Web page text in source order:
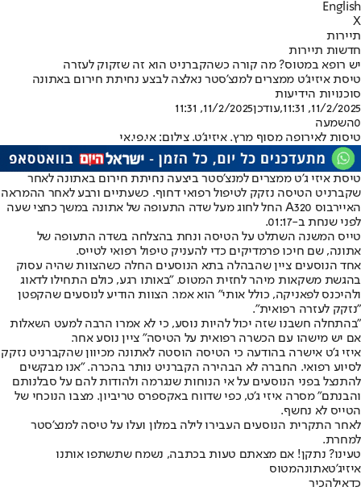
English
X
תיירות
חדשות תיירות
יש רופא במטוס? מה קורה כשהקברניט הוא זה שזקוק לעזרה
טיסת איזיג'ט ממצרים למנצ'סטר נאלצה לבצע נחיתת חירום באתונה
סוכנויות הידיעות
11/2/2025, 11:31
,עודכן11/2/2025, 11:31
0השמעה
טיסות לאירופה מסוף מרץ. איזיג'ט. צילום: אי.פי.אי
טיסת איזי ג'ט ממצרים למנצ'סטר ביצעה נחיתת חירום באתונה לאחר
שקברניט הטיסה נזקק לטיפול רפואי דחוף. כשעתיים ורבע לאחר ההמראה
האיירבוס A320 החל לחוג מעל שדה התעופה של אתונה במשך כחצי שעה
לפני שנחת ב-01:17.
טייס המשנה השתלט על הטיסה ונחת בהצלחה בשדה התעופה של
אתונה, שם חיכו פרמדיקים כדי להעניק טיפול רפואי לטייס.
אחד הנוסעים ציין שהבהלה בתא הנוסעים החלה כשהצוות שהיה עסוק
בהגשת משקאות מיהר לחזית המטוס. "באותו רגע, כולם התחילו לדאוג
ולהיכנס לפאניקה, כולל אותי" הוא אמר. הצוות הודיע לנוסעים שהקפטן
"נזקק לעזרה רפואית".
"בהתחלה חשבנו שזה יכול להיות נוסע, כי לא אמרו הרבה למעט השאלות
אם יש מישהו עם הכשרה רפואית על הטיסה" ציין נוסע אחר.
איזי ג'ט אישרה בהודעה כי הטיסה הוסטה לאתונה מכיוון שהקברניט נזקק
לסיוע רפואי. החברה לא הבהירה הקברניט נותר בהכרה. "אנו מבקשים
להתנצל בפני הנוסעים על אי הנוחות שנגרמה ולהודות להם על סבלנותם
והבנתם" מסרה איזי ג'ט, כפי שדווח באקספרס טריביון. מצבו הנוכחי של
הטייס לא נחשף.
לאחר התקרית הנוסעים העבירו לילה במלון ועלו על טיסה למנצ'סטר
למחרת.
טעינו? נתקן! אם מצאתם טעות בכתבה, נשמח שתשתפו אותנו
איזיג'טאתונהמטוס
כדאילהכיר